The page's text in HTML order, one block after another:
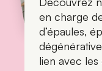
en charge
d’épaules,
lien avec